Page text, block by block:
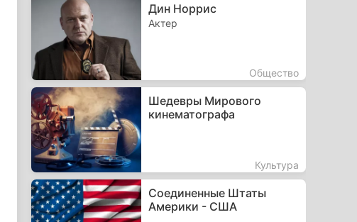
Дин Норрис
Актер
Общество
Шедевры Мирового
кинематографа
Культура
Соединенные Штаты
Америки - США